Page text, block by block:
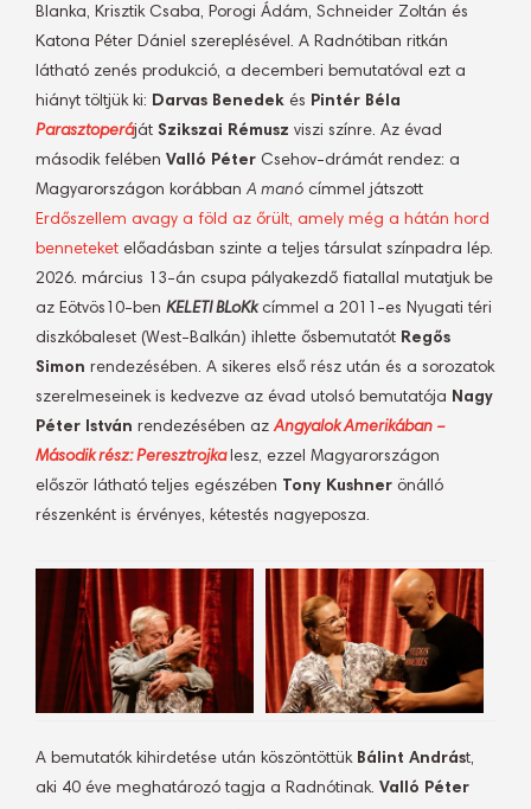
Blanka, Krisztik Csaba, Porogi Ádám, Schneider Zoltán és
Katona Péter Dániel szereplésével. A Radnótiban ritkán
látható zenés produkció, a decemberi bemutatóval ezt a
hiányt töltjük ki: Darvas Benedek és Pintér Béla
Parasztoperáját Szikszai Rémusz viszi színre. Az évad
második felében Valló Péter Csehov-drámát rendez: a
Magyarországon korábban A manó címmel játszott
Erdőszellem avagy a föld az őrült, amely még a hátán hord
benneteket előadásban szinte a teljes társulat színpadra lép.
2026. március 13-án csupa pályakezdő fiatallal mutatjuk be
az Eötvös10-ben KELETI BLoKkcímmel a 2011-es Nyugati téri
diszkóbaleset (West-Balkán) ihlette ősbemutatót Regős
Simon rendezésében. A sikeres első rész után és a sorozatok
szerelmeseinek is kedvezve az évad utolsó bemutatója Nagy
Péter István rendezésében azAngyalok Amerikában –
Második rész: Peresztrojkalesz, ezzel Magyarországon
először látható teljes egészében Tony Kushner önálló
részenként is érvényes, kétestés nagyeposza.
A bemutatók kihirdetése után köszöntöttük Bálint Andrást,
aki 40 éve meghatározó tagja a Radnótinak. Valló Péter